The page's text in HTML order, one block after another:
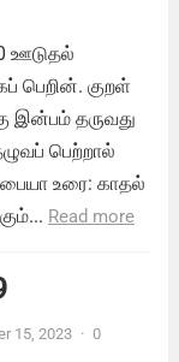
ஊடுதல்
பெறின். குறள்
இன்பம் தருவது
பெற்றால்
உரை: காதல்
Read more
15, 2023 · 0